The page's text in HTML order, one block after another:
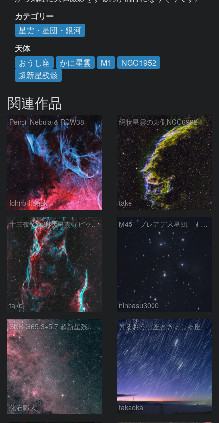
カテゴリー
星雲・星団・銀河
天体
おうし座
かに星雲 M1
NGC1952
超新星残骸
関連作品
Pencil Nebula & RCW38
Ichiro Itagaki
網状星雲の東側NGC6992
take
十三夜での網状星雲（ピッカリングの三角）
take
M45 プレアデス星団 すばる
ninbasu3000
SNR G65.3+5.7 超新星残骸 アルビレオ周辺 はくちょう座
化石職人
昇るおうし座とぎょしゃ座
takaoka